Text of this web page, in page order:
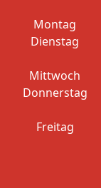
Montag
Dienstag
Mittwoch
Donnerstag
Freitag